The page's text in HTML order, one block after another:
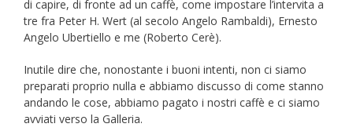
di capire, di fronte ad un caffè, come impostare l’intervita a
tre fra Peter H. Wert (al secolo Angelo Rambaldi), Ernesto
Angelo Ubertiello e me (Roberto Cerè).
Inutile dire che, nonostante i buoni intenti, non ci siamo
preparati proprio nulla e abbiamo discusso di come stanno
andando le cose, abbiamo pagato i nostri caffè e ci siamo
avviati verso la Galleria.